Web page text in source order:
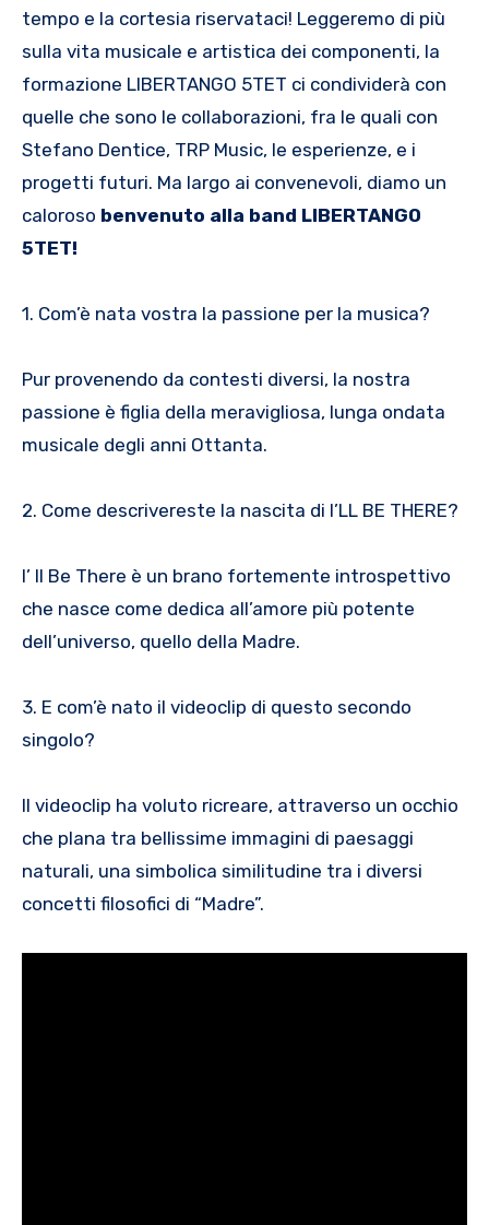
tempo e la cortesia riservataci! Leggeremo di più
sulla vita musicale e artistica dei componenti, la
formazione LIBERTANGO 5TET ci condividerà con
quelle che sono le collaborazioni, fra le quali con
Stefano Dentice, TRP Music, le esperienze, e i
progetti futuri. Ma largo ai convenevoli, diamo un
caloroso benvenuto alla band LIBERTANGO
5TET!
1. Com’è nata vostra la passione per la musica?
Pur provenendo da contesti diversi, la nostra
passione è figlia della meravigliosa, lunga ondata
musicale degli anni Ottanta.
2. Come descrivereste la nascita di I’LL BE THERE?
I’ ll Be There è un brano fortemente introspettivo
che nasce come dedica all’amore più potente
dell’universo, quello della Madre.
3. E com’è nato il videoclip di questo secondo
singolo?
Il videoclip ha voluto ricreare, attraverso un occhio
che plana tra bellissime immagini di paesaggi
naturali, una simbolica similitudine tra i diversi
concetti filosofici di “Madre”.